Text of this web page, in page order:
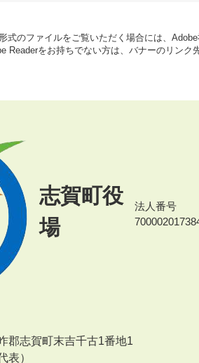
式のファイルをご覧いただく場合には、
Readerをお持ちでない方は、バナーのリンク
志賀町役
場
法人番号
郡志賀町末吉千古1番地1
表）